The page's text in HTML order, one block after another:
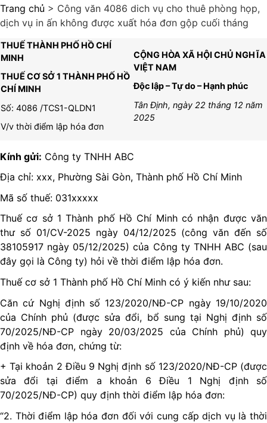
Trang chủ > Công văn 4086 dich vụ cho thuê phòng họp,
dịch vụ in ấn không được xuất hóa đơn gộp cuối tháng
THUẾ THÀNH PHỐ HỒ CHÍ
MINH
THUẾ CƠ SỞ 1 THÀNH PHỐ HỒ
CHÍ MINH
Số: 4086 /TCS1-QLDN1
V/v thời điểm lập hóa đơn
CỘNG HÒA XÃ HỘI CHỦ NGHĨA
VIỆT NAM
Độc lập – Tự do – Hạnh phúc
Tân Định, ngày 22 tháng 12 năm
2025
Kính gửi: Công ty TNHH ABC
Địa chỉ: xxx, Phường Sài Gòn, Thành phố Hồ Chí Minh
Mã số thuế: 031xxxxx
Thuế cơ sở 1 Thành phố Hồ Chí Minh có nhận được văn
thư số 01/CV-2025 ngày 04/12/2025 (công văn đến số
38105917 ngày 05/12/2025) của Công ty TNHH ABC (sau
đây gọi là Công ty) hỏi về thời điểm lập hóa đơn.
Thuế cơ sở 1 Thành phố Hồ Chí Minh có ý kiến như sau:
Căn cứ Nghị định số 123/2020/NĐ-CP ngày 19/10/2020
của Chính phủ (được sửa đổi, bổ sung tại Nghị định số
70/2025/NĐ-CP ngày 20/03/2025 của Chính phủ) quy
định về hóa đơn, chứng từ:
+ Tại khoản 2 Điều 9 Nghị định số 123/2020/NĐ-CP (được
sửa đổi tại điểm a khoản 6 Điều 1 Nghị định số
70/2025/NĐ-CP) quy định thời điểm lập hóa đơn:
“2. Thời điểm lập hóa đơn đối với cung cấp dịch vụ là thời